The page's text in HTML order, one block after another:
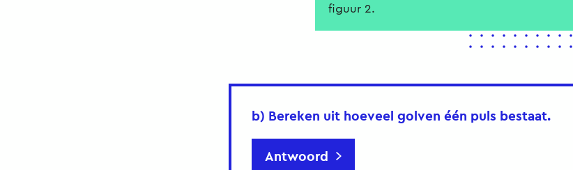
figuur 2.
b) Bereken uit hoeveel golven één puls bestaat.
Antwoord